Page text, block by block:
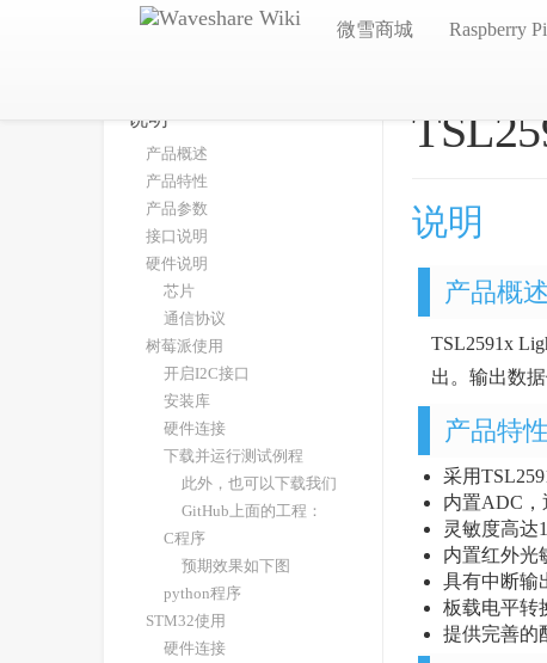
微雪商城 Raspberry Pi
说明
产品概述
TSL2591x
出。输出数
产品特性
采用
内置ADC
灵敏度高达
内置红外光
具有中断输
板载电平转
提供完善的
说明
产品概述
产品特性
产品参数
接口说明
硬件说明
芯片
通信协议
树莓派使用
开启I2C接口
安装库
硬件连接
下载并运行测试例程
此外，也可以下载我们
GitHub上面的工程：
C程序
预期效果如下图
python程序
STM32使用
硬件连接